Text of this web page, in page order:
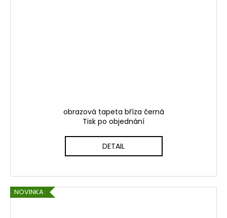
obrazová tapeta bříza černá
Tisk po objednání
DETAIL
NOVINKA